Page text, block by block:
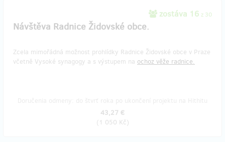
zostáva 16 z 30
Návštěva Radnice Židovské obce.
Zcela mimořádná možnost prohlídky Radnice Židovské obce v Praze
včetně Vysoké synagogy a s výstupem na ochoz věže radnice.
43,27 €
(1 050 Kč)